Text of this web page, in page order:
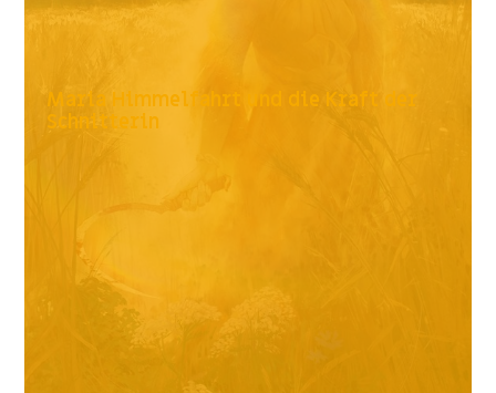
Maria Himmelfahrt und die Kraft der
Schnitterin